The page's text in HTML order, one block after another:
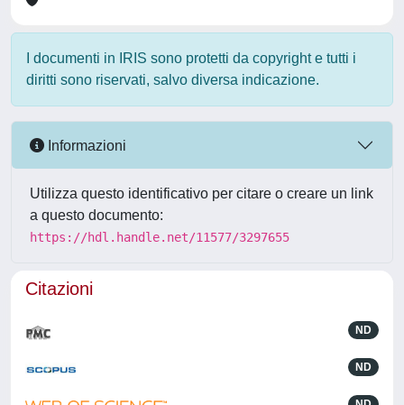
I documenti in IRIS sono protetti da copyright e tutti i
diritti sono riservati, salvo diversa indicazione.
Informazioni
Utilizza questo identificativo per citare o creare un link
a questo documento:
https://hdl.handle.net/11577/3297655
Citazioni
ND
ND